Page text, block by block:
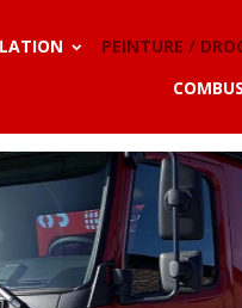
PEINTURE /